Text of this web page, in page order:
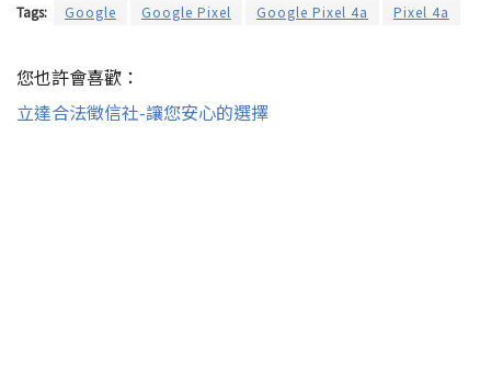
Tags: Google Google Pixel Google Pixel 4a Pixel 4a
您也許會喜歡：
立達合法徵信社-讓您安心的選擇